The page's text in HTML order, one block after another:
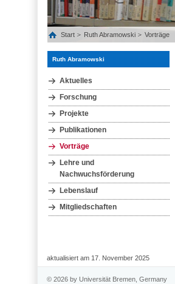
Start Ruth Abramowski Vorträge
Ruth Abramowski
Aktuelles
Forschung
Projekte
Publikationen
Vorträge
Lehre und
Nachwuchsförderung
Lebenslauf
Mitgliedschaften
aktualisiert am 17. November 2025
© 2026 by Universität Bremen, Germany